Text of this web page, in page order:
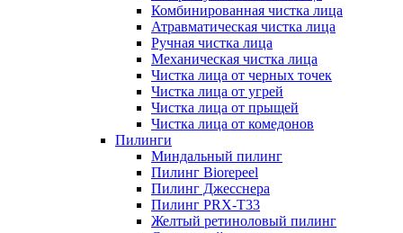
Комбинированная чистка лица
Атравматическая чистка лица
Ручная чистка лица
Механическая чистка лица
Чистка лица от черных точек
Чистка лица от угрей
Чистка лица от прыщей
Чистка лица от комедонов
Пилинги
Миндальный пилинг
Пилинг Biorepeel
Пилинг Джесснера
Пилинг PRX-T33
Желтый ретиноловый пилинг